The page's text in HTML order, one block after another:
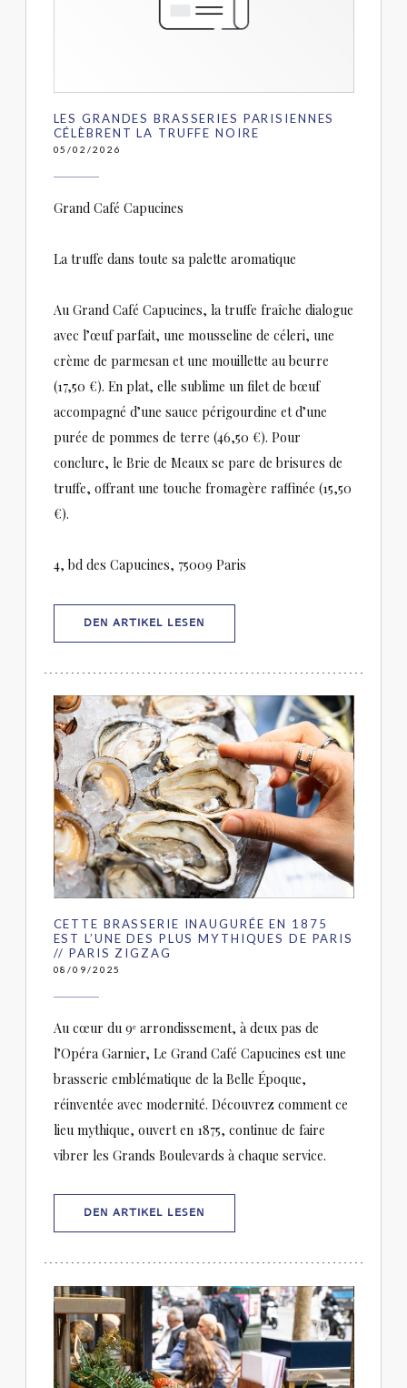
LES GRANDES BRASSERIES PARISIENNES
CÉLÈBRENT LA TRUFFE NOIRE
05/02/2026
Grand Café Capucines
La truffe dans toute sa palette aromatique
Au Grand Café Capucines, la truffe fraîche dialogue
avec l’œuf parfait, une mousseline de céleri, une
crème de parmesan et une mouillette au beurre
(17,50 €). En plat, elle sublime un filet de bœuf
accompagné d’une sauce périgourdine et d’une
purée de pommes de terre (46,50 €). Pour
conclure, le Brie de Meaux se pare de brisures de
truffe, offrant une touche fromagère raffinée (15,50
€).
4, bd des Capucines, 75009 Paris
DEN ARTIKEL LESEN
CETTE BRASSERIE INAUGURÉE EN 1875
EST L’UNE DES PLUS MYTHIQUES DE PARIS
// PARIS ZIGZAG
08/09/2025
Au cœur du 9ᵉ arrondissement, à deux pas de
l’Opéra Garnier, Le Grand Café Capucines est une
brasserie emblématique de la Belle Époque,
réinventée avec modernité. Découvrez comment ce
lieu mythique, ouvert en 1875, continue de faire
vibrer les Grands Boulevards à chaque service.
DEN ARTIKEL LESEN